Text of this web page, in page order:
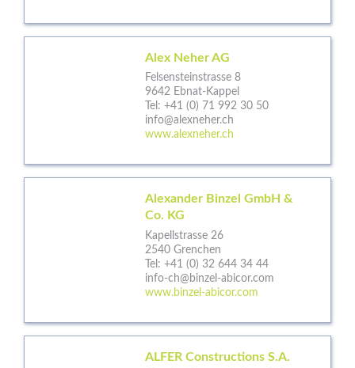
Alex Neher AG
Felsensteinstrasse 8
9642 Ebnat-Kappel
Tel: +41 (0) 71 992 30 50
info@alexneher.ch
www.alexneher.ch
Alexander Binzel GmbH &
Co. KG
Kapellstrasse 26
2540 Grenchen
Tel: +41 (0) 32 644 34 44
info-ch@binzel-abicor.com
www.binzel-abicor.com
ALFER Constructions S.A.